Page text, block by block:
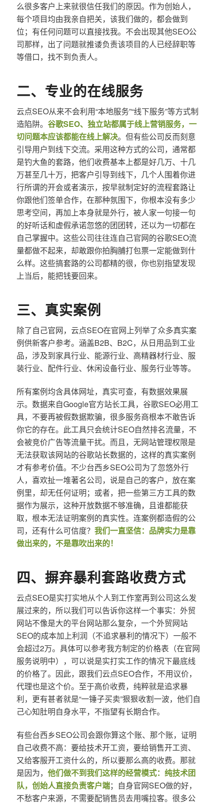
么很多客户上来就很信任我们的原因。作为创始人，
每个项目均由我亲自把关，该我们做的，都会做到
位；有任何问题可以直接找我。不会出现其他SEO公
司那样，出了问题就推诿负责该项目的人已经辞职等
等借口，找不到负责人。
二、专业的在线服务
云点SEO从来不会利用“本地服务”“线下服务”等方式制
造陷阱。 谷歌SEO、独立站都属于线上营销服务，一
切问题本应该都能在线上解决。但有些公司反而刻意
引导用户到线下交流。采用这种方式的公司，通常都
是钓大鱼的套路，他们收费基本上都是好几万、十几
万甚至几十万，把客户引导到线下，几个人围着你进
行所谓的开会或者演示，按早就制定好的流程套路让
你跟他们签单合作，在那种氛围下，你根本没有多少
思考空间，再加上本身就是外行，被人家一句接一句
的好听话和虚假承诺忽悠的团团转，还以为一切都在
自己掌握中。这些公司往往连自己官网的谷歌SEO流
量都做不起来，却敢跟你拍胸脯打包票一定能做到什
么样。这些搞套路的公司都精的很，你也别指望发现
上当后，能把钱要回来。
三、真实案例
除了自己官网，云点SEO在官网上列举了众多真实案
例供新客户参考。涵盖B2B、B2C，从日用品到工业
品，涉及到家具行业、能源行业、高精器材行业、服
装行业、配件行业、休闲设备行业、服务行业等等。
所有案例均含具体网址，真实可查，有数据效果展
示。数据来自Google官方站长工具，谷歌SEO必用工
具，不要再被假数据欺骗，很多服务商根本不敢告诉
你它的存在。此工具只会统计SEO自然排名流量，不
会被竞价广告等流量干扰。而且，无网站管理权限是
无法获取该网站的谷歌站长数据的，这样的真实案例
才有参考价值。不少台西乡SEO公司为了忽悠外行
人，喜欢扯一堆著名公司，说是自己的客户，放在案
例里，却无任何证明；或者，把一些第三方工具的数
据作为展示，这种开放数据不够准确，且谁都能获
取，根本无法证明案例的真实性。连案例都造假的公
司，还有什么可信度？ 我们一直坚信：品牌实力是靠
做出来的，不是靠吹出来的！
四、摒弃暴利套路收费方式
云点SEO是实打实地从个人到工作室再到公司这么发
展过来的，所以我们可以告诉你这样一个事实：外贸
网站不像是大的平台网站那么复杂，一个外贸网站
SEO的成本加上利润（不追求暴利的情况下）一般不
会超过2万。具体可以参考我方制定的价格表（在官网
服务说明中），可以说是实打实工作的情况下最底线
的价格了。因此，跟我们云点SEO合作，不用议价，
代理也是这个价。至于高价收费，纯粹就是追求暴
利，更有甚者就是“一锤子买卖”狠狠收割一波，他们自
己心知肚明自身水平，不指望有长期合作。
有些台西乡SEO公司会跟你算这个账、那个账，证明
自己收费不高：要给技术开工资，要给销售开工资、
又给客服开工资什么的，所以要那么高的收费。那就
是因为， 他们做不到我们这样的经营模式：纯技术团
队，创始人直接负责客户端；自身官网SEO做的好，
不愁客户来源，不需要配销售员去用嘴拉客。很多公